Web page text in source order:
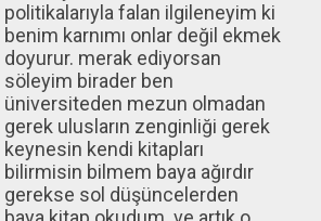
politikalarıyla falan ilgileneyim ki
benim karnımı onlar değil ekmek
doyurur. merak ediyorsan
söleyim birader ben
üniversiteden mezun olmadan
gerek ulusların zenginliği gerek
keynesin kendi kitapları
bilirmisin bilmem baya ağırdır
gerekse sol düşüncelerden